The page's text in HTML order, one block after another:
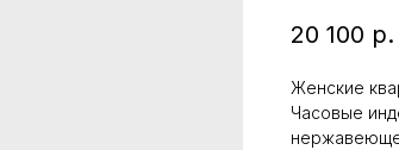
20 100 р.
Женские
Часовые